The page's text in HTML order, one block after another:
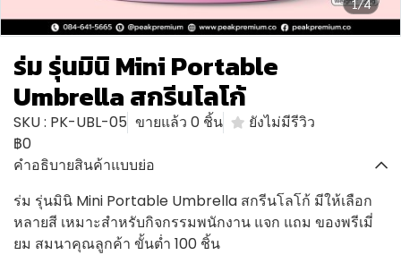
1/4
ร่ม รุ่นมินิ Mini Portable
Umbrella สกรีนโลโก้
SKU : PK-UBL-05 ขายแล้ว 0 ชิ้น
ยังไม่มีรีวิว
฿0
คำอธิบายสินค้าแบบย่อ
ร่ม รุ่นมินิ Mini Portable Umbrella สกรีนโลโก้ มีให้เลือก
หลายสี เหมาะสำหรับกิจกรรมพนักงาน แจก แถม ของพรีเมี่
ยม สมนาคุณลูกค้า ขั้นต่ำ 100 ชิ้น